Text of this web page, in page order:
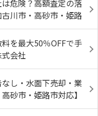
危険？高額査定の落
川市・高砂市・姫路
を最大50％OFFで手
会社
し・水面下売却・業
砂市・姫路市対応】